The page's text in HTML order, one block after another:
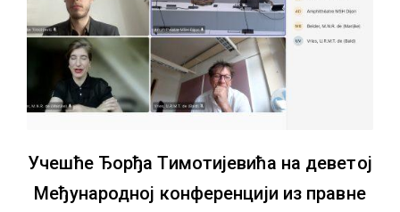
Учешће Ђорђа Тимотијевића на деветој
Међународној конференцији из правне